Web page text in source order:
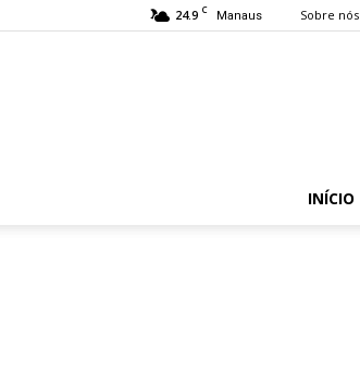
24.9 C Manaus Sobre nós
INÍCIO